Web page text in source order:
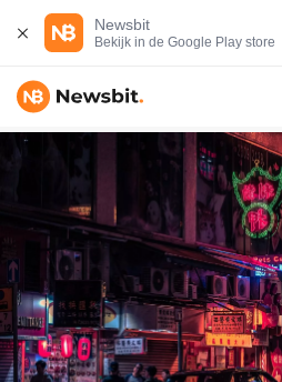
Newsbit
Bekijk in de Google Play store